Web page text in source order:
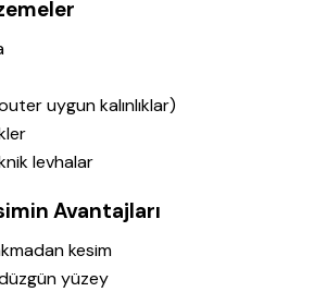
uygun kalınlıklar)
levhalar
Avantajları
kesim
yüzey